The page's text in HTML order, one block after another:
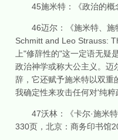
45施米特：《政治的概念
46迈尔：《施米特、施特
Schmitt and Leo Strauss:
上"修辞性的"这一定语无
政治神学或称大公主义。迈
辞，它还赋予施米特以双重
我确定性来攻击任何对'纯
47沃林：《卡尔·施米特
330页，北京：商务印书馆